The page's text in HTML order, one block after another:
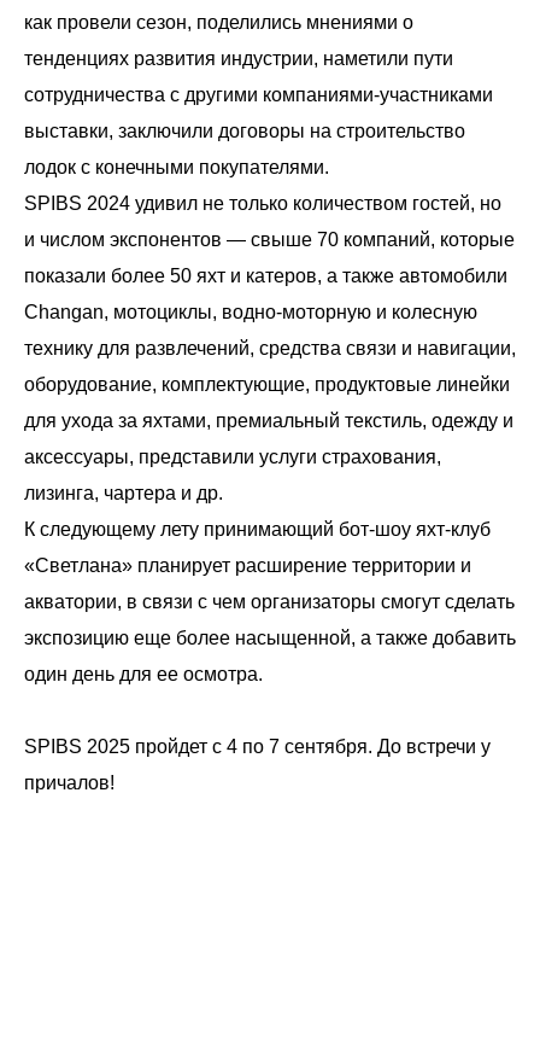
как провели сезон, поделились мнениями о
тенденциях развития индустрии, наметили пути
сотрудничества с другими компаниями-участниками
выставки, заключили договоры на строительство
лодок с конечными покупателями.
SPIBS 2024 удивил не только количеством гостей, но
и числом экспонентов — свыше 70 компаний, которые
показали более 50 яхт и катеров, а также автомобили
Changan, мотоциклы, водно-моторную и колесную
технику для развлечений, средства связи и навигации,
оборудование, комплектующие, продуктовые линейки
для ухода за яхтами, премиальный текстиль, одежду и
аксессуары, представили услуги страхования,
лизинга, чартера и др.
К следующему лету принимающий бот-шоу яхт-клуб
«Светлана» планирует расширение территории и
акватории, в связи с чем организаторы смогут сделать
экспозицию еще более насыщенной, а также добавить
один день для ее осмотра.
SPIBS 2025 пройдет с 4 по 7 сентября. До встречи у
причалов!